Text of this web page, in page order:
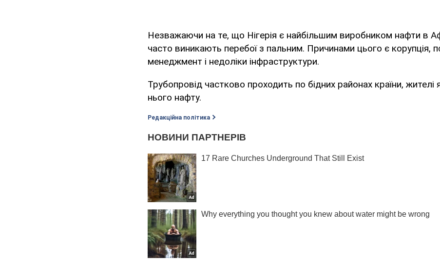
Незважаючи на те, що Нігерія є найбільшим виробником нафти в
часто виникають перебої з пальним. Причинами цього є корупція,
менеджмент і недоліки інфраструктури.
Трубопровід частково проходить по бідних районах країни, жителі
нього нафту.
Редакційна політика